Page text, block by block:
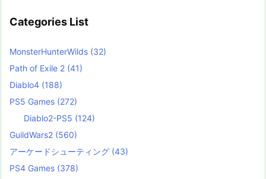
Categories List
MonsterHunterWilds (32)
Path of Exile 2 (41)
Diablo4 (188)
PS5 Games (272)
Diablo2-PS5 (124)
GuildWars2 (560)
アーケードシューティング (43)
PS4 Games (378)